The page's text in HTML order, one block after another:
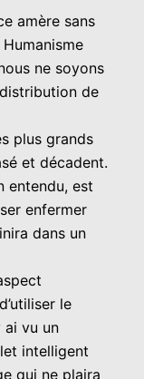
amère sans
ne soyons
de
plus grands
et décadent.
entendu, est
enfermer
dans un
le
ai vu un
intelligent
qui ne plaira